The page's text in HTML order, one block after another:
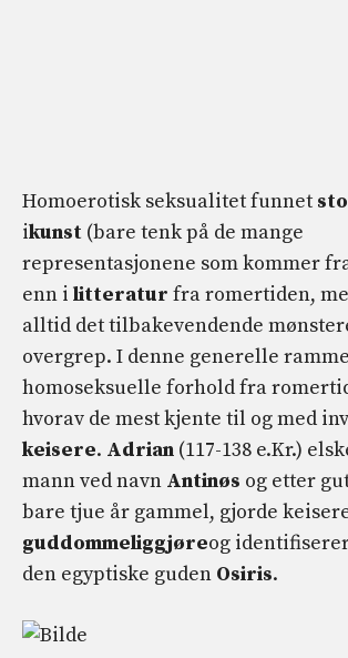
Homoerotisk seksualitet funnet
ikunst (bare tenk på de mange
representasjonene som kommer
enn i litteratur fra romertiden,
alltid det tilbakevendende
overgrep. I denne generelle
homoseksuelle forhold fra
hvorav de mest kjente til og med
keisere. Adrian (117-138 e.Kr.)
mann ved navn Antinøs og etter
bare tjue år gammel, gjorde
guddommeliggjøreog
den egyptiske guden Osiris.